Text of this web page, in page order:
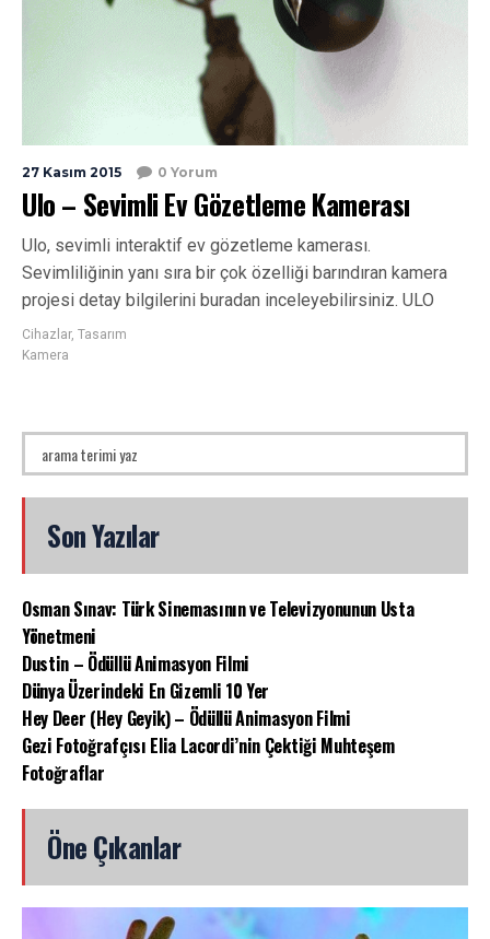
27 Kasım 2015 0 Yorum
Ulo – Sevimli Ev Gözetleme Kamerası
Ulo, sevimli interaktif ev gözetleme kamerası.
Sevimliliğinin yanı sıra bir çok özelliği barındıran kamera
projesi detay bilgilerini buradan inceleyebilirsiniz. ULO
Cihazlar, Tasarım
Kamera
Son Yazılar
Osman Sınav: Türk Sinemasının ve Televizyonunun Usta
Yönetmeni
Dustin – Ödüllü Animasyon Filmi
Dünya Üzerindeki En Gizemli 10 Yer
Hey Deer (Hey Geyik) – Ödüllü Animasyon Filmi
Gezi Fotoğrafçısı Elia Lacordi’nin Çektiği Muhteşem
Fotoğraflar
Öne Çıkanlar